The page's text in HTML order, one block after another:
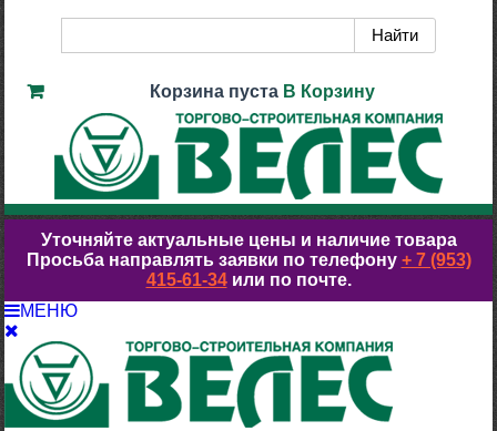
Корзина пуста В Корзину
Уточняйте актуальные цены и наличие товара
Просьба направлять заявки по телефону + 7 (953)
415-61-34или по почте.
МЕНЮ